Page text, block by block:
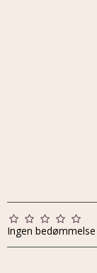
Ingen bedømmelse